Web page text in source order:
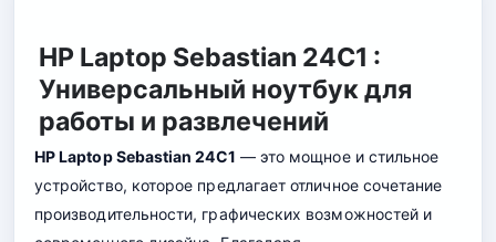
HP Laptop Sebastian 24C1 :
Универсальный ноутбук для
работы и развлечений
HP Laptop Sebastian 24C1 — это мощное и стильное
устройство, которое предлагает отличное сочетание
производительности, графических возможностей и